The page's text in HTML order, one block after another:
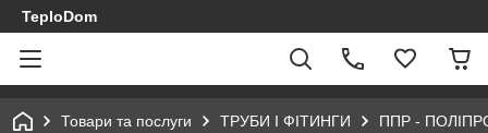
TeploDom
Товари та послуги ТРУБИ І ФІТИНГИ ППР -